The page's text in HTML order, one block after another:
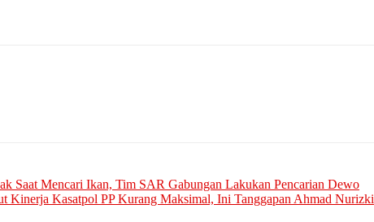
Saat Mencari Ikan, Tim SAR Gabungan Lakukan Pencarian Dewo
Kinerja Kasatpol PP Kurang Maksimal, Ini Tanggapan Ahmad Nurizki